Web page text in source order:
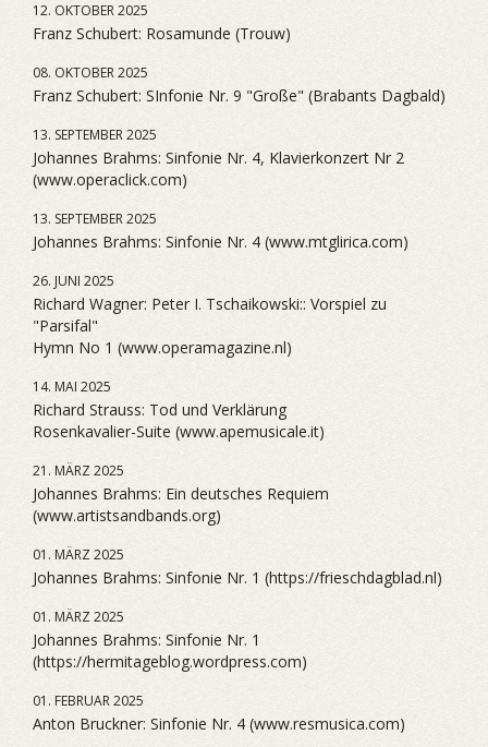
12. OKTOBER 2025
Franz Schubert: Rosamunde (Trouw)
08. OKTOBER 2025
Franz Schubert: SInfonie Nr. 9 "Große" (Brabants Dagbald)
13. SEPTEMBER 2025
Johannes Brahms: Sinfonie Nr. 4, Klavierkonzert Nr 2
(www.operaclick.com)
13. SEPTEMBER 2025
Johannes Brahms: Sinfonie Nr. 4 (www.mtglirica.com)
26. JUNI 2025
Richard Wagner: Peter I. Tschaikowski:: Vorspiel zu
"Parsifal"
Hymn No 1 (www.operamagazine.nl)
14. MAI 2025
Richard Strauss: Tod und Verklärung
Rosenkavalier-Suite (www.apemusicale.it)
21. MÄRZ 2025
Johannes Brahms: Ein deutsches Requiem
(www.artistsandbands.org)
01. MÄRZ 2025
Johannes Brahms: Sinfonie Nr. 1 (https://frieschdagblad.nl)
01. MÄRZ 2025
Johannes Brahms: Sinfonie Nr. 1
(https://hermitageblog.wordpress.com)
01. FEBRUAR 2025
Anton Bruckner: Sinfonie Nr. 4 (www.resmusica.com)